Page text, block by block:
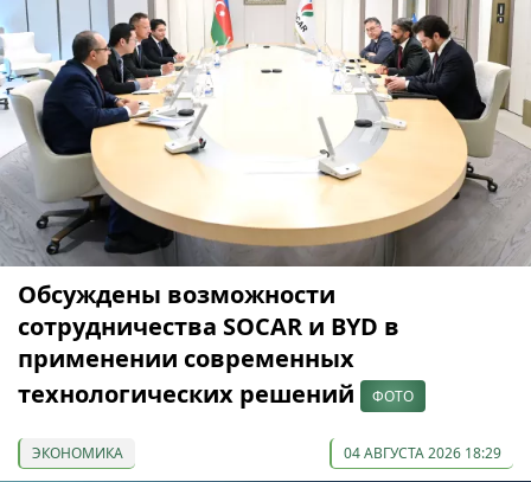
Обсуждены возможности
сотрудничества SOCAR и BYD в
применении современных
технологических решений
ФОТО
ЭКОНОМИКА 04 АВГУСТА 2026 18:29